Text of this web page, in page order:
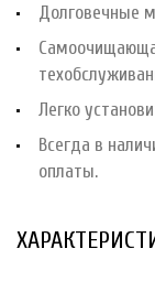
Долговечные
Легко
Всегда в
оплаты.